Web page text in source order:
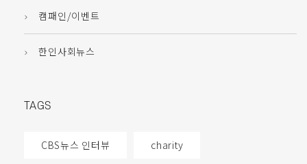
캠패인/이벤트
한인사회뉴스
TAGS
CBS뉴스 인터뷰 charity